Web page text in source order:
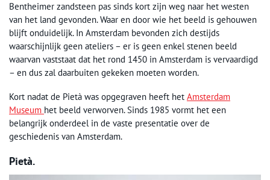
Bentheimer zandsteen pas sinds kort zijn weg naar het westen
van het land gevonden. Waar en door wie het beeld is gehouwen
blijft onduidelijk. In Amsterdam bevonden zich destijds
waarschijnlijk geen ateliers – er is geen enkel stenen beeld
waarvan vaststaat dat het rond 1450 in Amsterdam is vervaardigd
– en dus zal daarbuiten gekeken moeten worden.
Kort nadat de Pietà was opgegraven heeft het Amsterdam
Museum het beeld verworven. Sinds 1985 vormt het een
belangrijk onderdeel in de vaste presentatie over de
geschiedenis van Amsterdam.
Pietà.